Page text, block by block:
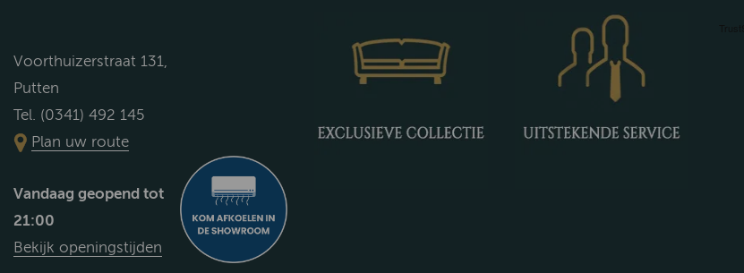
Voorthuizerstraat 131,
Putten
Tel. (0341) 492 145
Plan uw route
Vandaag geopend tot
21:00
Bekijk openingstijden